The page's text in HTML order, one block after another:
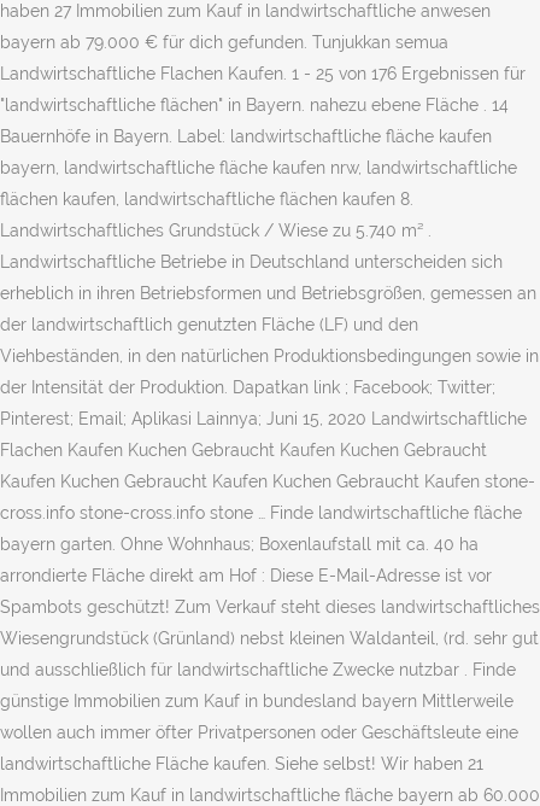
haben 27 Immobilien zum Kauf in landwirtschaftliche anwesen
bayern ab 79.000 € für dich gefunden. Tunjukkan semua
Landwirtschaftliche Flachen Kaufen. 1 - 25 von 176 Ergebnissen für
"landwirtschaftliche flächen" in Bayern. nahezu ebene Fläche . 14
Bauernhöfe in Bayern. Label: landwirtschaftliche fläche kaufen
bayern, landwirtschaftliche fläche kaufen nrw, landwirtschaftliche
flächen kaufen, landwirtschaftliche flächen kaufen 8.
Landwirtschaftliches Grundstück / Wiese zu 5.740 m² .
Landwirtschaftliche Betriebe in Deutschland unterscheiden sich
erheblich in ihren Betriebsformen und Betriebsgrößen, gemessen an
der landwirtschaftlich genutzten Fläche (LF) und den
Viehbeständen, in den natürlichen Produktionsbedingungen sowie in
der Intensität der Produktion. Dapatkan link ; Facebook; Twitter;
Pinterest; Email; Aplikasi Lainnya; Juni 15, 2020 Landwirtschaftliche
Flachen Kaufen Kuchen Gebraucht Kaufen Kuchen Gebraucht
Kaufen Kuchen Gebraucht Kaufen Kuchen Gebraucht Kaufen stone-
cross.info stone-cross.info stone … Finde landwirtschaftliche fläche
bayern garten. Ohne Wohnhaus; Boxenlaufstall mit ca. 40 ha
arrondierte Fläche direkt am Hof : Diese E-Mail-Adresse ist vor
Spambots geschützt! Zum Verkauf steht dieses landwirtschaftliches
Wiesengrundstück (Grünland) nebst kleinen Waldanteil, (rd. sehr gut
und ausschließlich für landwirtschaftliche Zwecke nutzbar . Finde
günstige Immobilien zum Kauf in bundesland bayern Mittlerweile
wollen auch immer öfter Privatpersonen oder Geschäftsleute eine
landwirtschaftliche Fläche kaufen. Siehe selbst! Wir haben 21
Immobilien zum Kauf in landwirtschaftliche fläche bayern ab 60.000